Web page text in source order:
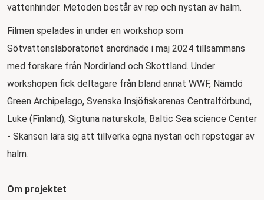
vattenhinder. Metoden består av rep och nystan av halm.
Filmen spelades in under en workshop som
Sötvattenslaboratoriet anordnade i maj 2024 tillsammans
med forskare från Nordirland och Skottland. Under
workshopen fick deltagare från bland annat WWF, Nämdö
Green Archipelago, Svenska Insjöfiskarenas Centralförbund,
Luke (Finland), Sigtuna naturskola, Baltic Sea science Center
- Skansen lära sig att tillverka egna nystan och repstegar av
halm.
Om projektet